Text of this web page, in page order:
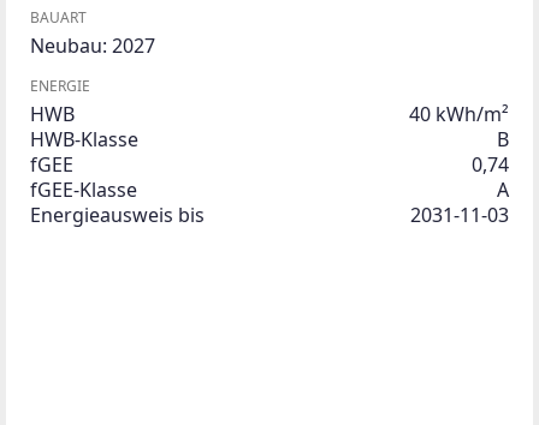
BAUART
Neubau: 2027
ENERGIE
HWB
40 kWh/m²
HWB-Klasse
B
fGEE
0,74
fGEE-Klasse
A
Energieausweis bis
2031-11-03